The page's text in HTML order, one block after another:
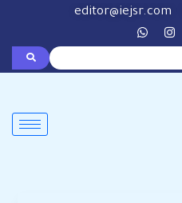
editor@iejsr.com